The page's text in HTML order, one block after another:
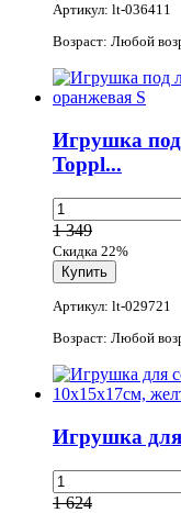
Артикул: lt-036411
Возраст: Любой
Игрушка под
Toppl...
1 349
Скидка 22%
Артикул: lt-029721
Возраст: Любой
Игрушка
1 624